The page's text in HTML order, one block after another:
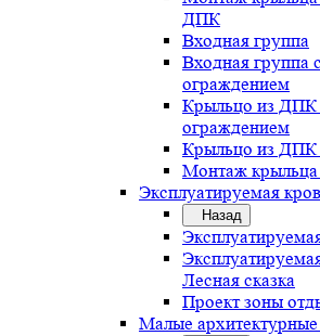
ДПК
Входная группа
Входная группа
ограждением
Крыльцо из ДПК
ограждением
Крыльцо из ДПК
Монтаж
Эксплуатируемая
Назад
Лесная сказка
Проект зоны
Малые